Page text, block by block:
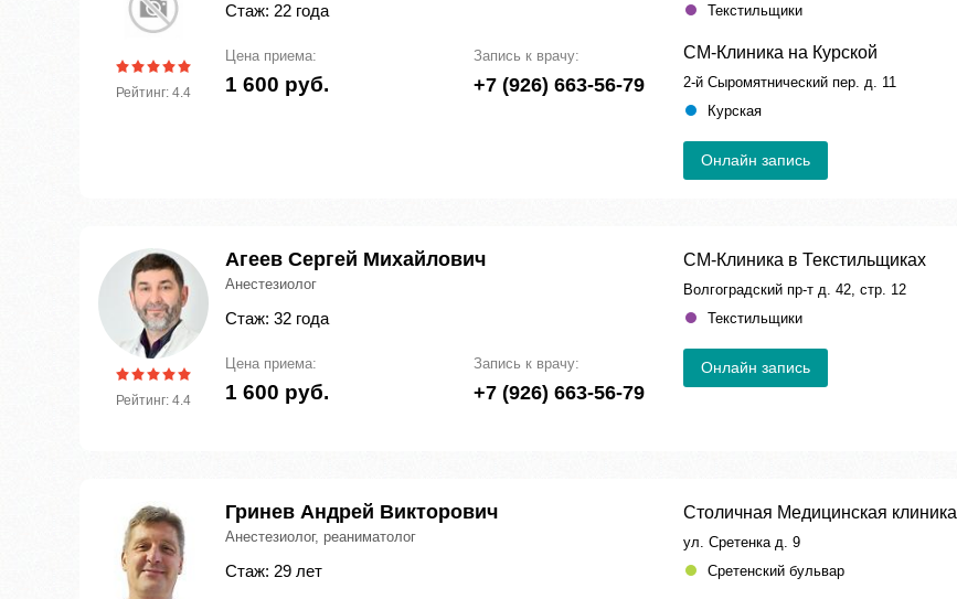
Рейтинг: 4.4
Стаж: 22 года
Цена приема:
1 600 руб.
Запись к врачу:
+7 (926) 663-56-79
Текстильщики
СМ-Клиника на Курской
2-й Сыромятнический пер. д. 11
Курская
Онлайн запись
Рейтинг: 4.4
Агеев Сергей Михайлович
Анестезиолог
Стаж: 32 года
Цена приема:
1 600 руб.
Запись к врачу:
+7 (926) 663-56-79
СМ-Клиника в Текстильщиках
Волгоградский пр-т д. 42, стр. 12
Текстильщики
Онлайн запись
Гринев Андрей Викторович
Анестезиолог, реаниматолог
Стаж: 29 лет
Столичная Медицинская клиника
ул. Сретенка д. 9
Сретенский бульвар